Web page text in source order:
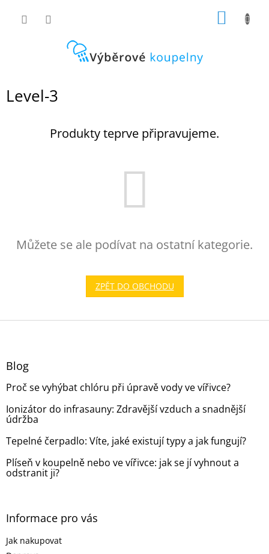
Level-3
Produkty teprve připravujeme.
Můžete se ale podívat na ostatní kategorie.
ZPĚT DO OBCHODU
Z
Blog
Proč se vyhýbat chlóru při úpravě vody ve vířivce?
Ionizátor do infrasauny: Zdravější vzduch a snadnější
údržba
Tepelné čerpadlo: Víte, jaké existují typy a jak fungují?
Plíseň v koupelně nebo ve vířivce: jak se jí vyhnout a
odstranit ji?
Informace pro vás
Jak nakupovat